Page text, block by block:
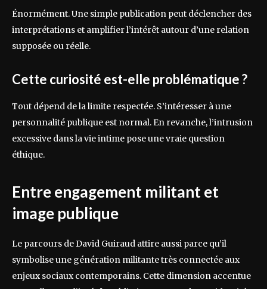
Énormément. Une simple publication peut déclencher des
interprétations et amplifier l’intérêt autour d’une relation
supposée ou réelle.
Cette curiosité est-elle problématique ?
Tout dépend de la limite respectée. S’intéresser à une
personnalité publique est normal. En revanche, l’intrusion
excessive dans la vie intime pose une vraie question
éthique.
Entre engagement militant et
image publique
Le parcours de David Guiraud attire aussi parce qu’il
symbolise une génération militante très connectée aux
enjeux sociaux contemporains. Cette dimension accentue